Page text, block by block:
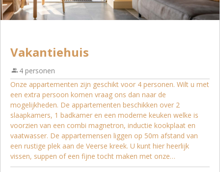
Vakantiehuis
4 personen
Onze appartementen zijn geschikt voor 4 personen. Wilt u met
een extra persoon komen vraag ons dan naar de
mogelijkheden. De appartementen beschikken over 2
slaapkamers, 1 badkamer en een moderne keuken welke is
voorzien van een combi magnetron, inductie kookplaat en
vaatwasser. De appartemensen liggen op 50m afstand van
een rustige plek aan de Veerse kreek. U kunt hier heerlijk
vissen, suppen of een fijne tocht maken met onze
waterfietsen.